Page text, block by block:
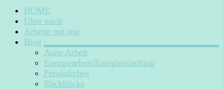
HOME
Über mich
Arbeite mit mir
Blog
Aura-Arbeit
Energiearbeit/Energiecoaching
Persönliches
Rückblicke